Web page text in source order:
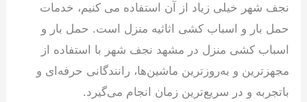
نجف شهر خیلی زیاد از آن استفاده می کنیم، خدمات
حمل بار و اسباب کشی اثاثیه منزل است. حمل بار و
اسباب کشی منزل در مشهد نجف شهر با استفاده از
مجهزترین و به‌روزترین ماشین‌ها، رانندگانی حرفه‌ای و
باتجربه و در سریع‌ترین زمان انجام می‌گیرد.